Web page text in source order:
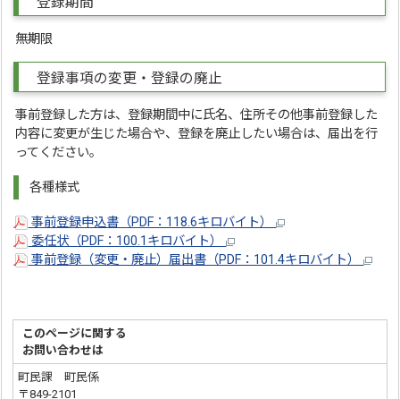
無期限
登録事項の変更・登録の廃止
事前登録した方は、登録期間中に氏名、住所その他事前登録した
内容に変更が生じた場合や、登録を廃止したい場合は、届出を行
ってください。
各種様式
事前登録申込書（PDF：118.6キロバイト）
委任状（PDF：100.1キロバイト）
事前登録（変更・廃止）届出書（PDF：101.4キロバイト）
このページに関する
お問い合わせは
町民課 町民係
〒849-2101